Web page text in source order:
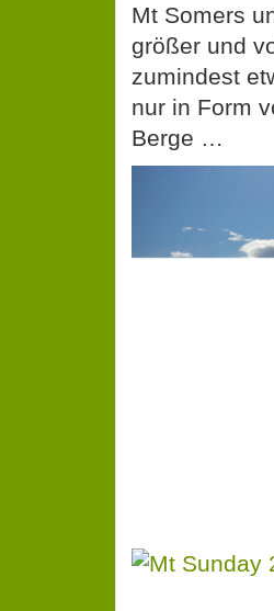
Mt Somers
größer und
zumindest
nur in Form
Berge …